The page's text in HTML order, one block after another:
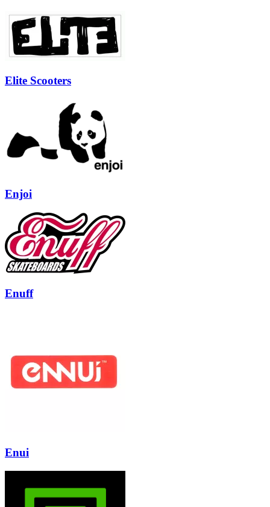
Elite Scooters
Enjoi
Enuff
Enui